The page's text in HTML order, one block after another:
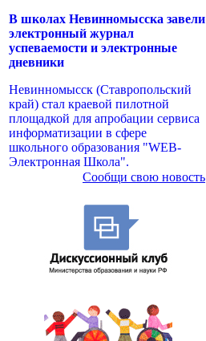
В школах Невинномысска завели
электронный журнал
успеваемости и электронные
дневники
Невинномысск (Ставропольский
край) стал краевой пилотной
площадкой для апробации сервиса
информатизации в сфере
школьного образования "WEB-
Электронная Школа".
Сообщи свою новость